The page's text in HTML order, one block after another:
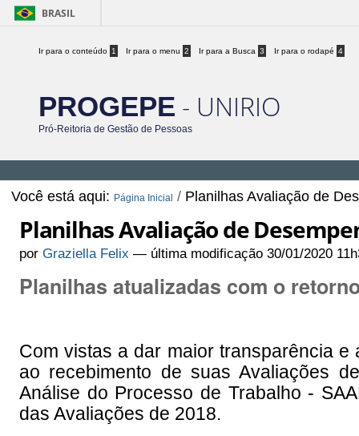
BRASIL
Ir para o conteúdo 1 Ir para o menu 2 Ir para a Busca 3 Ir para o rodapé 4
PROGEPE - UNIRIO
Pró-Reitoria de Gestão de Pessoas
Você está aqui: Página Inicial / Planilhas Avaliação de
Planilhas Avaliação de
porGraziella Felix — última modificação 30/01/2020
Planilhas atualizadas com o
Com vistas a dar maior transparência
ao recebimento de suas Avaliações
Análise do Processo de Trabalho -
das Avaliações de 2018.